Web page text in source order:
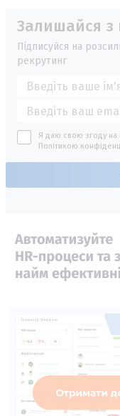
Залишайся з
Підписуйся на
рекрутинг
Я даю свою згоду на
Політикою